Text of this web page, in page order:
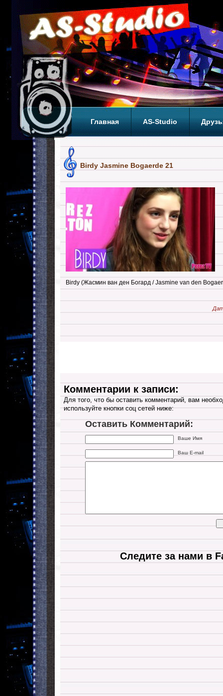
Главная AS-Studio
Birdy Jasmine Bogaerde 21
Birdy (Жасмин ван ден Богард / Jasmine van den
Комментарии к записи:
Для того, что бы оставить комментарий, вам
используйте кнопки соц сетей ниже:
Оставить Комментарий:
Ваше Имя
Ваш E-mail
Следите за нами в